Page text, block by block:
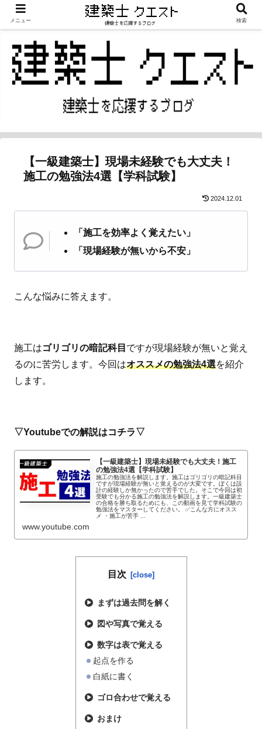
【一級建築士】現場未経験でも大丈夫！
施工の勉強法4選【学科試験】
2024.12.01
「施工を効率よく覚えたい」
「現場経験が無いから不安」
こんな悩みに答えます。
施工はゴリゴリの暗記科目 ですが現場経験が無いと覚え
るのに苦労します。今回はオススメの勉強法4選を紹介
します。
▽Youtubeでの解説はコチラ▽
【一級建築士】現場未経験でも大丈夫！施工
の勉強法4選【学科試験】
施工の勉強法を解説します。施工はゴリゴリの暗記科目
ですが現場経験が無いと覚えるのが大変です。ぼくは設
計の経験しか無かったので苦手でした。そこで今回は初
受験でも分かる施工の勉強法を解説します。一級建築士
の合格を勝ち取るためにも、この動画を見て学科試験の
勉強法をマスターしてください。 ✅こんな方にオスス
メ ・施工が苦手 ...
www.youtube.com
目次
まずは過去問を解く
図や写真で覚える
数字は表で覚える
起点を作る
白紙に書く
ゴロ合わせで覚える
おまけ
メニュー 検索